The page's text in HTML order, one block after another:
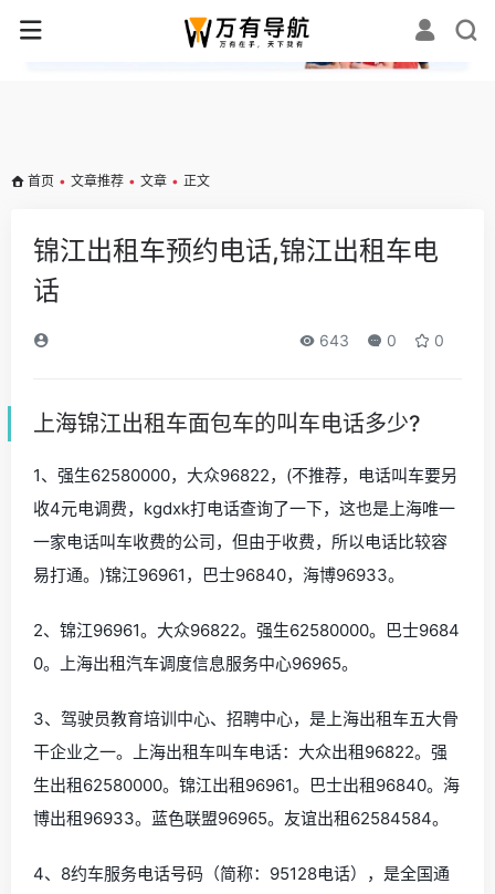
✕
首页 • 文章推荐 • 文章 • 正文
锦江出租车预约电话,锦江出租车电
话
643 0 0
上海锦江出租车面包车的叫车电话多少?
1、强生62580000，大众96822，(不推荐，电话叫车要另
收4元电调费，kgdxk打电话查询了一下，这也是上海唯一
一家电话叫车收费的公司，但由于收费，所以电话比较容
易打通。)锦江96961，巴士96840，海博96933。
2、锦江96961。大众96822。强生62580000。巴士9684
0。上海出租汽车调度信息服务中心96965。
3、驾驶员教育培训中心、招聘中心，是上海出租车五大骨
干企业之一。上海出租车叫车电话：大众出租96822。强
生出租62580000。锦江出租96961。巴士出租96840。海
博出租96933。蓝色联盟96965。友谊出租62584584。
4、8约车服务电话号码（简称：95128电话），是全国通